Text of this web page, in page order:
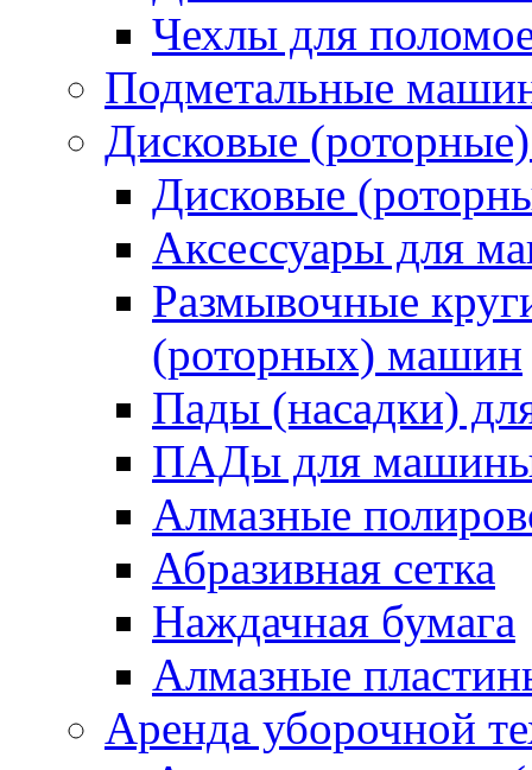
Чехлы для
Подметальные
Дисковые
Дисковые
Аксессуары для
Размывочные
(роторных) машин
Пады (насадки)
ПАДы для
Алмазные
Абразивная сетка
Наждачная бумага
Алмазные
Аренда уборочной